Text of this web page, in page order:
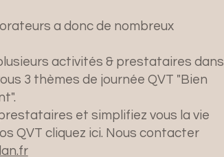
a donc de nombreux
activités & prestataires dans
3 thèmes de journée QVT "Bien
et simplifiez vous la vie
QVT cliquez ici. Nous contacter